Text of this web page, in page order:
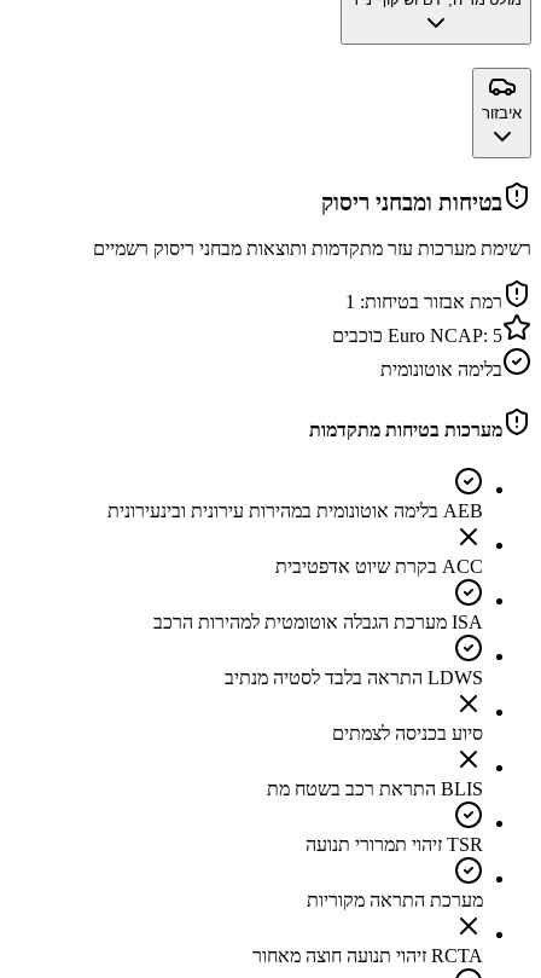
איבזור
בטיחות ומבחני ריסוק
רשימת מערכות עזר מתקדמות ותוצאות מבחני ריסוק רשמיים
רמת אבזור בטיחות: 1
Euro NCAP: 5
כוכבים
בלימה אוטונומית
מערכות בטיחות מתקדמות
AEB בלימה אוטונומית במהירות עירונית ובינעירונית
ACC בקרת שיוט אדפטיבית
ISA מערכת הגבלה אוטומטית למהירות הרכב
LDWS התראה בלבד לסטיה מנתיב
סיוע בכניסה לצמתים
BLIS התראת רכב בשטח מת
TSR זיהוי תמרורי תנועה
מערכת התראה מקוריות
RCTA זיהוי תנועה חוצה מאחור